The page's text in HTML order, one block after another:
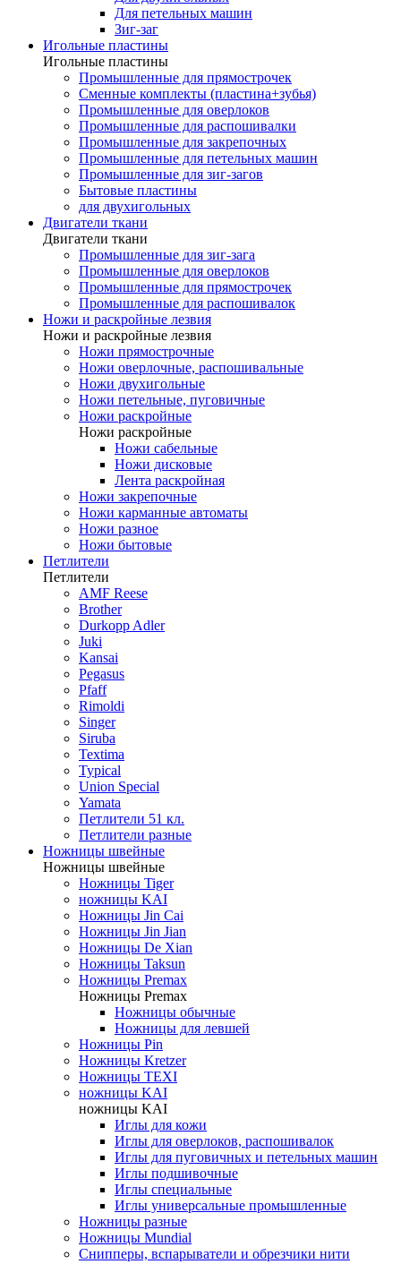
Для петельных машин
Зиг-заг
Игольные пластины
Игольные пластины
Промышленные для прямострочек
Сменные комплекты (пластина+зубья)
Промышленные для оверлоков
Промышленные для распошивалки
Промышленные для закрепочных
Промышленные для петельных машин
Промышленные для зиг-загов
Бытовые пластины
для двухигольных
Двигатели ткани
Двигатели ткани
Промышленные для зиг-зага
Промышленные для оверлоков
Промышленные для прямострочек
Промышленные для распошивалок
Ножи и раскройные лезвия
Ножи и раскройные лезвия
Ножи прямострочные
Ножи оверлочные, распошивальные
Ножи двухигольные
Ножи петельные, пуговичные
Ножи раскройные
Ножи раскройные
Ножи сабельные
Ножи дисковые
Лента раскройная
Ножи закрепочные
Ножи карманные автоматы
Ножи разное
Ножи бытовые
Петлители
Петлители
AMF Reese
Brother
Durkopp Adler
Juki
Kansai
Pegasus
Pfaff
Rimoldi
Singer
Siruba
Textima
Typical
Union Special
Yamata
Петлители 51 кл.
Петлители разные
Ножницы швейные
Ножницы швейные
Ножницы Tiger
ножницы KAI
Ножницы Jin Cai
Ножницы Jin Jian
Ножницы De Xian
Ножницы Taksun
Ножницы Premax
Ножницы Premax
Ножницы обычные
Ножницы для левшей
Ножницы Pin
Ножницы Kretzer
Ножницы TEXI
ножницы KAI
ножницы KAI
Иглы для кожи
Иглы для оверлоков, распошивалок
Иглы для пуговичных и петельных машин
Иглы подшивочные
Иглы специальные
Иглы универсальные промышленные
Ножницы разные
Ножницы Mundial
Снипперы, вспарыватели и обрезчики нити